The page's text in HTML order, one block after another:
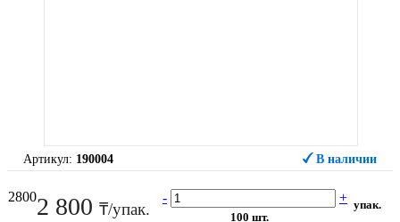
Артикул: 190004 В наличии
28002 800 ₸/упак.
- +
100 шт.
упак.